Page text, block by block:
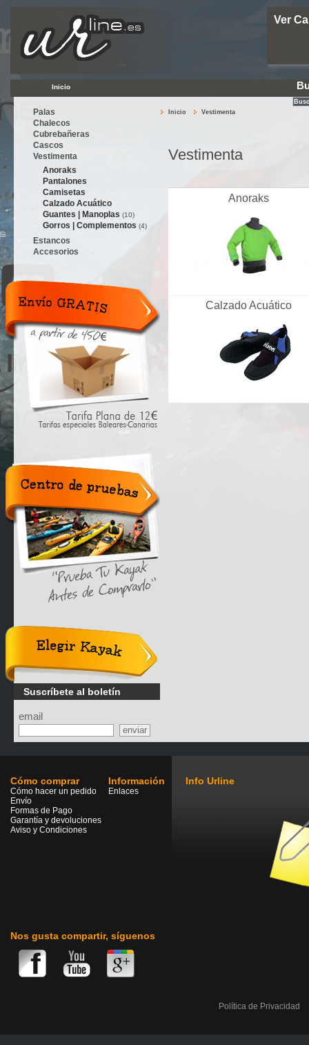
Ver
Inicio
Inicio Vestimenta
Vestimenta
Anoraks
Calzado Acuático
Palas
Chalecos
Cubrebañeras
Cascos
Vestimenta
Anoraks
Pantalones
Camisetas
Calzado Acuático
Guantes | Manoplas (10)
Gorros | Complementos (4)
Estancos
Accesorios
Envío
partir de
300€.
plana 12€.
Centro de
pruebas.
Kayak
antes de
probarlo".
Kayak
Suscríbete al boletín
email
Cómo comprar
Cómo hacer un pedido
Envío
Formas de Pago
Garantía y devoluciones
Aviso y Condiciones
Información
Enlaces
Info Urline
Nos gusta compartir, síguenos
Política de Privacidad